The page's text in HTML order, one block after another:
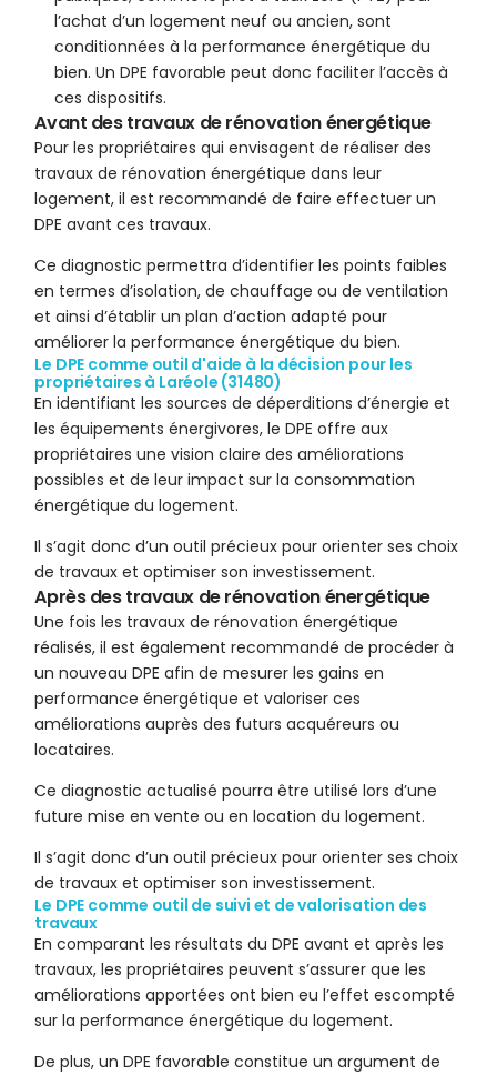
l’achat d’un logement neuf ou ancien, sont
conditionnées à la performance énergétique du
bien. Un DPE favorable peut donc faciliter l’accès à
ces dispositifs.
Avant des travaux de rénovation énergétique
Pour les propriétaires qui envisagent de réaliser des
travaux de rénovation énergétique dans leur
logement, il est recommandé de faire effectuer un
DPE avant ces travaux.
Ce diagnostic permettra d’identifier les points faibles
en termes d’isolation, de chauffage ou de ventilation
et ainsi d’établir un plan d’action adapté pour
améliorer la performance énergétique du bien.
Le DPE comme outil d'aide à la décision pour les
propriétaires à Laréole (31480)
En identifiant les sources de déperditions d’énergie et
les équipements énergivores, le DPE offre aux
propriétaires une vision claire des améliorations
possibles et de leur impact sur la consommation
énergétique du logement.
Il s’agit donc d’un outil précieux pour orienter ses choix
de travaux et optimiser son investissement.
Après des travaux de rénovation énergétique
Une fois les travaux de rénovation énergétique
réalisés, il est également recommandé de procéder à
un nouveau DPE afin de mesurer les gains en
performance énergétique et valoriser ces
améliorations auprès des futurs acquéreurs ou
locataires.
Ce diagnostic actualisé pourra être utilisé lors d’une
future mise en vente ou en location du logement.
Il s’agit donc d’un outil précieux pour orienter ses choix
de travaux et optimiser son investissement.
Le DPE comme outil de suivi et de valorisation des
travaux
En comparant les résultats du DPE avant et après les
travaux, les propriétaires peuvent s’assurer que les
améliorations apportées ont bien eu l’effet escompté
sur la performance énergétique du logement.
De plus, un DPE favorable constitue un argument de